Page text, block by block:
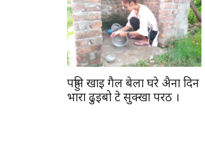
पहुनि खाइ गैल बेला घरे अ‍ैना दिन
भारा ढुइबो टे सुक्खा परठ ।